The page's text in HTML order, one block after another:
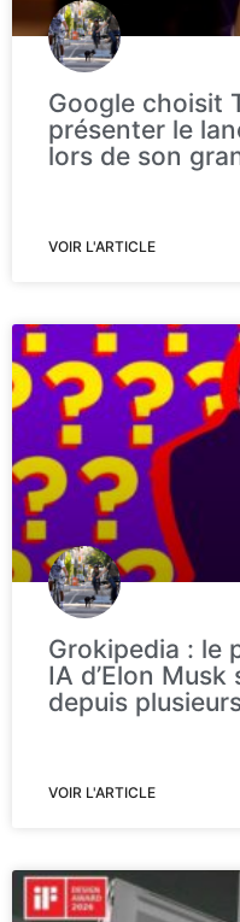
Google choisit
présenter le
lors de son
VOIR L'ARTICLE
Grokipedia : le
IA d’Elon Musk
depuis
VOIR L'ARTICLE